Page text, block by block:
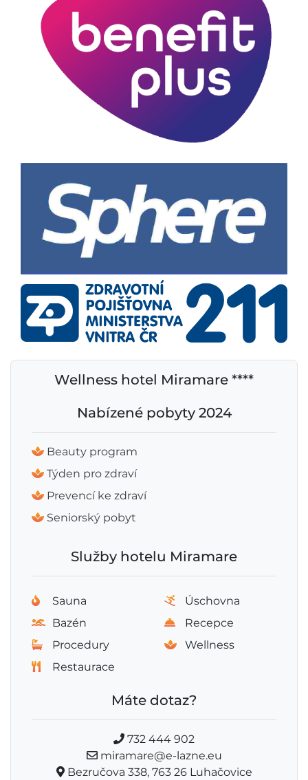
Wellness hotel Miramare ****
Nabízené pobyty 2024
Beauty program
Týden pro zdraví
Prevencí ke zdraví
Seniorský pobyt
Služby hotelu Miramare
Sauna
Úschovna
Bazén
Recepce
Procedury
Wellness
Restaurace
Máte dotaz?
732 444 902
miramare@e-lazne.eu
Bezručova 338, 763 26 Luhačovice